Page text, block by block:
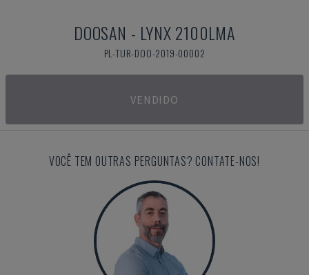
DOOSAN - LYNX 2100LMA
PL-TUR-DOO-2019-00002
VENDIDO
VOCÊ TEM OUTRAS PERGUNTAS? CONTATE-NOS!